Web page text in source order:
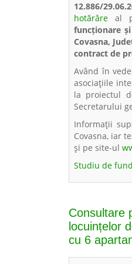
12.886/
hotărâre al
funcționare
Covasna,
contract de
Având în
asociaţiile
la proiectul
Secretarului
Informaţii
Covasna, iar
şi pe site-ul
Studiu de
Consultare
locuințelor
cu 6